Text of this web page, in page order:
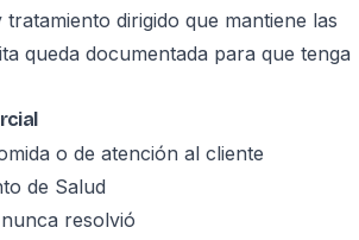
dirigido que mantiene las
queda documentada para que tenga
o de atención al cliente
de Salud
resolvió